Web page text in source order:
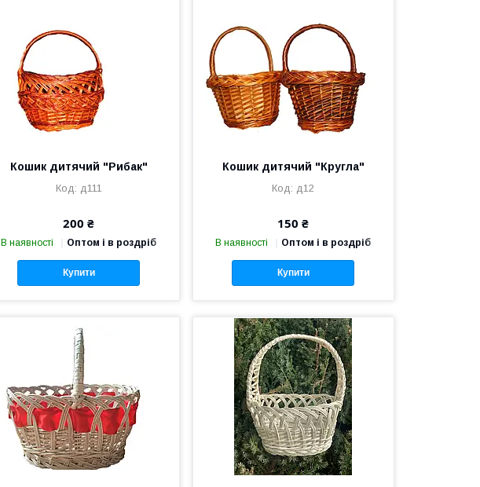
Кошик дитячий "Рибак"
д111
200 ₴
В наявності Оптом і в роздріб
Купити
Кошик дитячий "Кругла"
д12
150 ₴
В наявності Оптом і в роздріб
Купити